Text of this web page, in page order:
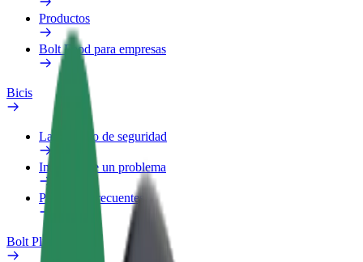
Productos
Bolt Food para empresas
Bicis
Laboratorio de seguridad
Informar de un problema
Preguntas frecuentes
Bolt Plus